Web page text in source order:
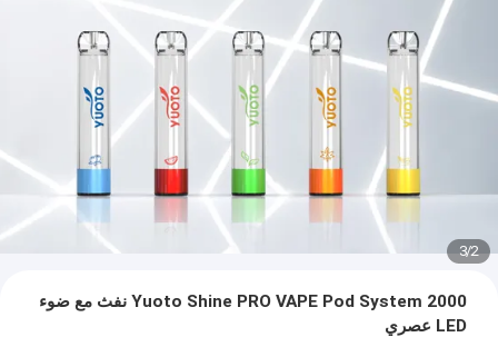
2
/
3
Yuoto Shine PRO VAPE Pod System 2000 نفث مع ضوء
LED عصري